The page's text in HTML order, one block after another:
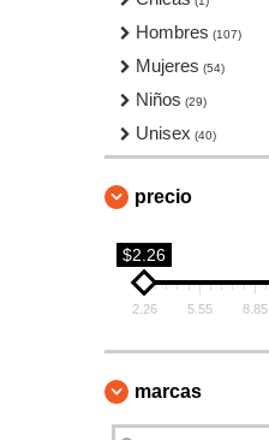
Hombres (107)
Mujeres (54)
Niños (29)
Unisex (40)
precio
$2.26
2.26 5.55 8.85
marcas